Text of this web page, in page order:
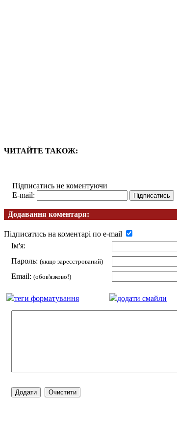
ЧИТАЙТЕ ТАКОЖ:
Підписатись не коментуючи
E-mail:
Додавання коментаря:
Підписатись на коментарі по e-mail
Ім'я:
Пароль: (якщо зареєстрований)
Email: (обов'язково!)
теги форматування додати смайли